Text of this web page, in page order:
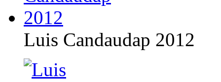
Luis Candaudap 2012